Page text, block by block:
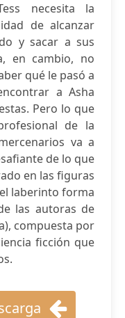
necesita la
de alcanzar
y sacar a sus
en cambio, no
qué le pasó a
a Asha
Pero lo que
de la
va a
de lo que
en las figuras
laberinto forma
las autoras de
compuesta por
ficción que